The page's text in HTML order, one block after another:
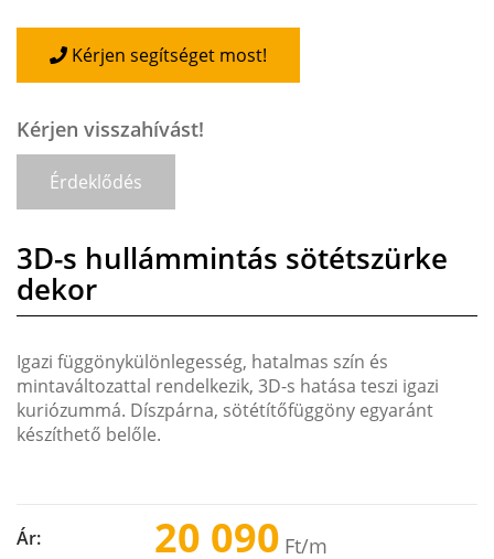
Kérjen segítséget most!
Kérjen visszahívást!
Érdeklődés
3D-s hullámmintás sötétszürke
dekor
Igazi függönykülönlegesség, hatalmas szín és
mintaváltozattal rendelkezik, 3D-s hatása teszi igazi
kuriózummá. Díszpárna, sötétítőfüggöny egyaránt
készíthető belőle.
Ár: 20 090 Ft/m